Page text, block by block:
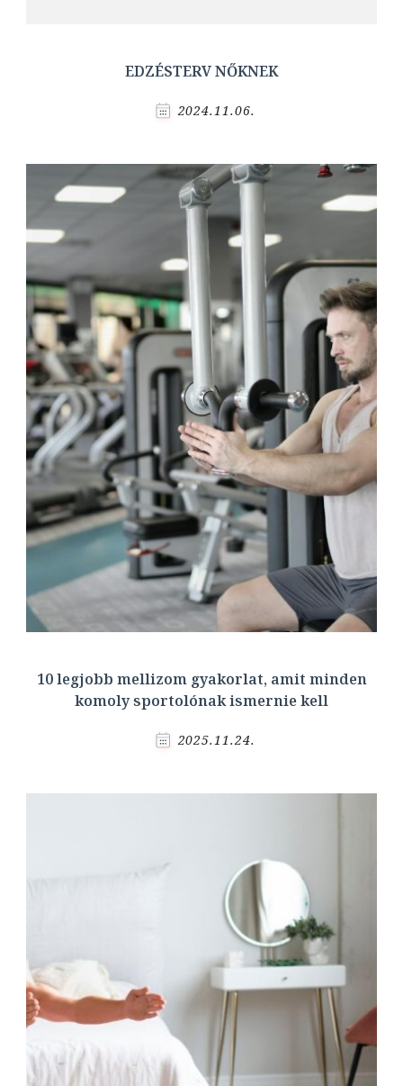
EDZÉSTERV NŐKNEK
2024.11.06.
10 legjobb mellizom gyakorlat, amit minden
komoly sportolónak ismernie kell
2025.11.24.